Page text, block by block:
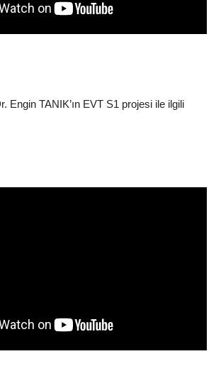
Engin TANIK’ın EVT S1 projesi ile ilgili